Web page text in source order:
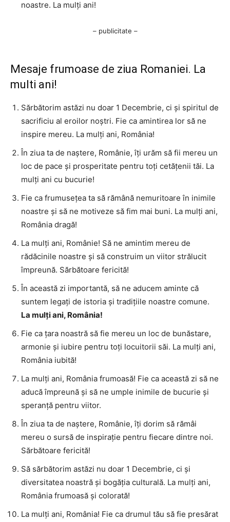
noastre. La mulți ani!
– publicitate –
Mesaje frumoase de ziua Romaniei. La
multi ani!
Sărbătorim astăzi nu doar 1 Decembrie, ci și spiritul de
sacrificiu al eroilor noștri. Fie ca amintirea lor să ne
inspire mereu. La mulți ani, România!
În ziua ta de naștere, Românie, îți urăm să fii mereu un
loc de pace și prosperitate pentru toți cetățenii tăi. La
mulți ani cu bucurie!
Fie ca frumusețea ta să rămână nemuritoare în inimile
noastre și să ne motiveze să fim mai buni. La mulți ani,
România dragă!
La mulți ani, Românie! Să ne amintim mereu de
rădăcinile noastre și să construim un viitor strălucit
împreună. Sărbătoare fericită!
În această zi importantă, să ne aducem aminte că
suntem legați de istoria și tradițiile noastre comune.
La mulți ani, România!
Fie ca țara noastră să fie mereu un loc de bunăstare,
armonie și iubire pentru toți locuitorii săi. La mulți ani,
România iubită!
La mulți ani, România frumoasă! Fie ca această zi să ne
aducă împreună și să ne umple inimile de bucurie și
speranță pentru viitor.
În ziua ta de naștere, Românie, îți dorim să rămâi
mereu o sursă de inspirație pentru fiecare dintre noi.
Sărbătoare fericită!
Să sărbătorim astăzi nu doar 1 Decembrie, ci și
diversitatea noastră și bogăția culturală. La mulți ani,
România frumoasă și colorată!
La mulți ani, România! Fie ca drumul tău să fie presărat